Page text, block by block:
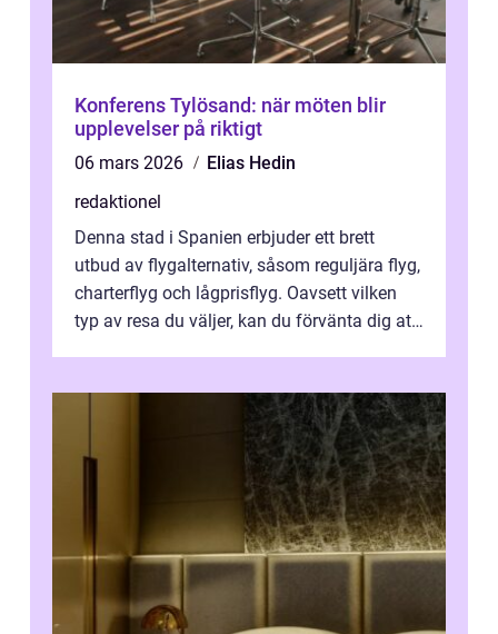
Konferens Tylösand: när möten blir
upplevelser på riktigt
06 mars 2026
Elias Hedin
redaktionel
Denna stad i Spanien erbjuder ett brett
utbud av flygalternativ, såsom reguljära flyg,
charterflyg och lågprisflyg. Oavsett vilken
typ av resa du väljer, kan du förvänta dig att